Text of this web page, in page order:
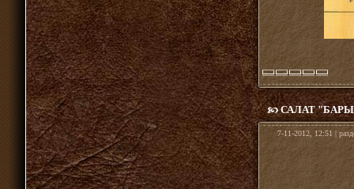
САЛАТ
7-11-2012, 12:51 |